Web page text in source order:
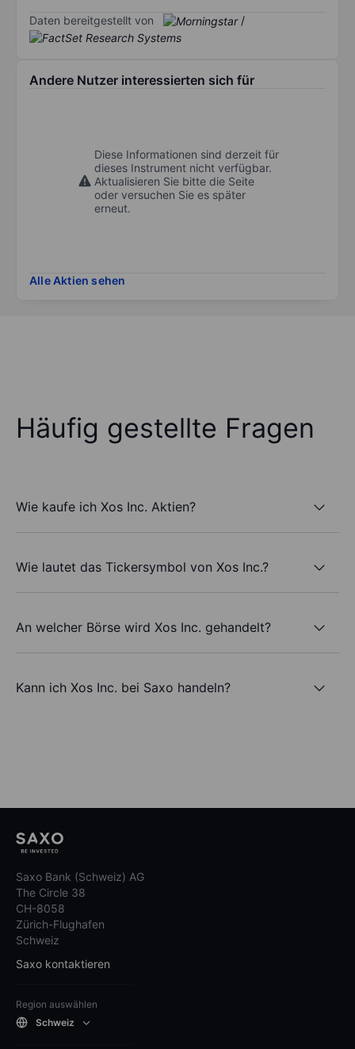
Daten bereitgestellt von /
Andere Nutzer interessierten sich für
Diese Informationen sind derzeit für
dieses Instrument nicht verfügbar.
Aktualisieren Sie bitte die Seite
oder versuchen Sie es später
erneut.
Alle Aktien sehen
Häufig gestellte Fragen
Wie kaufe ich Xos Inc. Aktien?
Wie lautet das Tickersymbol von Xos Inc.?
An welcher Börse wird Xos Inc. gehandelt?
Kann ich Xos Inc. bei Saxo handeln?
Saxo Bank (Schweiz) AG
The Circle 38
CH-8058
Zürich-Flughafen
Schweiz
Saxo kontaktieren
Region auswählen
Schweiz